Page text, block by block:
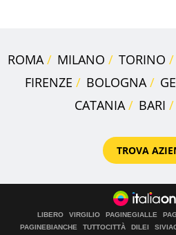
ROMA MILANO TORINO
FIRENZE
BOLOGNA
CATANIA
BARI
TROVA
LIBERO VIRGILIO PAGINEGIALLE
PAGINEBIANCHE
TUTTOCITTÀ DILEI